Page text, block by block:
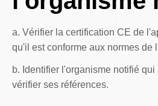
a. Vérifier la certification CE de
qu'il est conforme aux normes de
b. Identifier l'organisme notifié
vérifier ses références.